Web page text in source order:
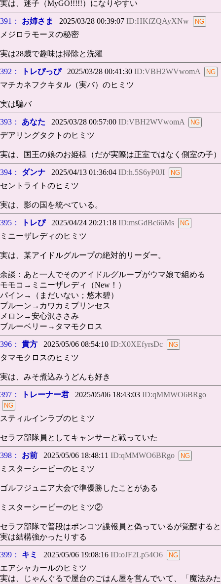
実は、迷子（MyGO!!!!!）になりやすい
391： お姉さま 2025/03/28 00:39:07 ID:HKfZQAyXNw
メジロラモーヌの秘密
実は28歳で趣味は掃除と洗濯
392： トレぴっぴ2025/03/28 00:41:30 ID:VBH2WVwomA
マチカネフクキタル（実バ）のヒミツ
実は騙バ
393： あなた 2025/03/28 00:57:00 ID:VBH2WVwomA
デアリングタクトのヒミツ
実は、国王の娘のお姫様（だが実際は正室ではなく側室の子）
394： ダンナ 2025/04/13 01:36:04 ID:h.5S6yP0JI
セントライトのヒミツ
実は、影の国を統べている。
395： トレぴ2025/04/24 20:21:18 ID:msGdBc66Ms
ミニーザレディのヒミツ
実は、某アイドルグループの絶対的リーダー。
余談：あと一人でそのアイドルグループがウマ娘で組める
モモコ→ミニーザレディ（New！）
パイン→（まだいない；悠木碧）
プルーン→カワカミプリンセス
メロン→安心沢ささみ
ブルーベリー→タマモクロス
396： 貴方 2025/05/06 08:54:10 ID:X0XEfyrsDc
タマモクロスのヒミツ
実は、みそ煮込みうどんも好き
397： トレーナー君 2025/05/06 18:43:03 ID:qMMWO6BRgo
スティルインラブのヒミツ
セラフ部隊員としてキャンサーと戦っていた
398： お前 2025/05/06 18:48:11 ID:qMMWO6BRgo
ミスターシービーのヒミツ
ゴルフジュニア大会で準優勝したことがある
ミスターシービーのヒミツ②
セラフ部隊で普段はポンコツ諜報員と偽っているが覚醒すると
実は結構強かったりする
399： キミ 2025/05/06 19:08:16 ID:oJF2Lp54O6
エアシャカールのヒミツ
実は、じゃんぐるで屋台のごはん屋を営んでいて、「魔法みた